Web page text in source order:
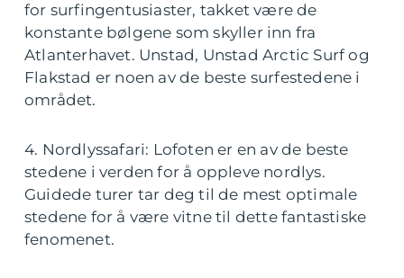
for surfingentusiaster, takket være de
konstante bølgene som skyller inn fra
Atlanterhavet. Unstad, Unstad Arctic Surf og
Flakstad er noen av de beste surfestedene i
området.
4. Nordlyssafari: Lofoten er en av de beste
stedene i verden for å oppleve nordlys.
Guidede turer tar deg til de mest optimale
stedene for å være vitne til dette fantastiske
fenomenet.